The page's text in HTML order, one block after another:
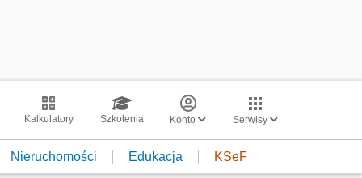
Kalkulatory Szkolenia Konto Serwisy
Nieruchomości Edukacja KSeF